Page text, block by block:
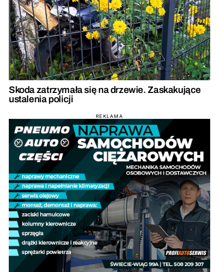
Skoda zatrzymała się na drzewie. Zaskakujące
ustalenia policji
REKLAMA